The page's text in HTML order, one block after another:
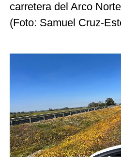
carretera del Arco Norte
(Foto: Samuel Cruz-